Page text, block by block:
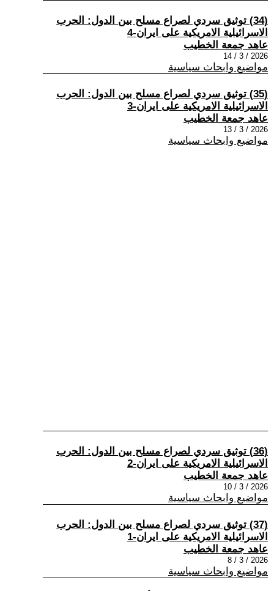
(34) توثيق سردي لصراع مسلح بين الدول: الحرب
الاسرائيلية الامريكية على ايران-4
عاهد جمعة الخطيب
2026 / 3 / 14
مواضيع وابحاث سياسية
(35) توثيق سردي لصراع مسلح بين الدول: الحرب
الاسرائيلية الامريكية على ايران-3
عاهد جمعة الخطيب
2026 / 3 / 13
مواضيع وابحاث سياسية
(36) توثيق سردي لصراع مسلح بين الدول: الحرب
الاسرائيلية الامريكية على ايران-2
عاهد جمعة الخطيب
2026 / 3 / 10
مواضيع وابحاث سياسية
(37) توثيق سردي لصراع مسلح بين الدول: الحرب
الاسرائيلية الامريكية على ايران-1
عاهد جمعة الخطيب
2026 / 3 / 8
مواضيع وابحاث سياسية